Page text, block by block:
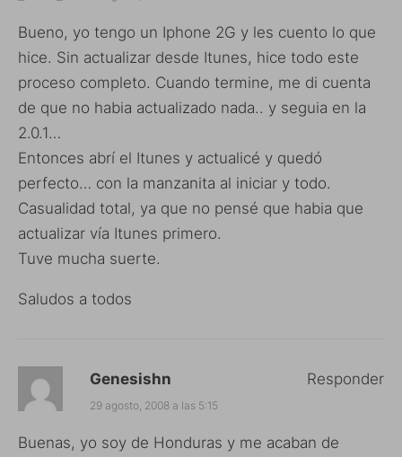
Bueno, yo tengo un Iphone 2G y les cuento lo que
hice. Sin actualizar desde Itunes, hice todo este
proceso completo. Cuando termine, me di cuenta
de que no habia actualizado nada.. y seguia en la
2.0.1…
Entonces abrí el Itunes y actualicé y quedó
perfecto… con la manzanita al iniciar y todo.
Casualidad total, ya que no pensé que habia que
actualizar vía Itunes primero.
Tuve mucha suerte.
Saludos a todos
Genesishn
29 agosto, 2008 a las 5:15
Buenas, yo soy de Honduras y me acaban de
Responder